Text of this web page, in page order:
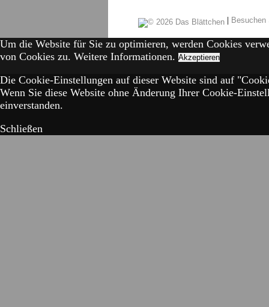
|
Um die Website für Sie zu optimieren, werden Cookies
von Cookies zu. Weitere Informationen. Akzeptieren
Die Cookie-Einstellungen auf dieser Website sind auf
Wenn Sie diese Website ohne Änderung Ihrer Cookie-
einverstanden.
Schließen